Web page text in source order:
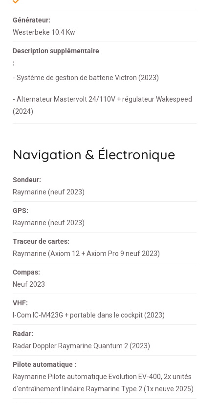
Générateur:
Westerbeke 10.4 Kw
Description supplémentaire
:
- Système de gestion de batterie Victron (2023)
- Alternateur Mastervolt 24/110V + régulateur Wakespeed
(2024)
Navigation & Électronique
Sondeur:
Raymarine (neuf 2023)
GPS:
Raymarine (neuf 2023)
Traceur de cartes:
Raymarine (Axiom 12 + Axiom Pro 9 neuf 2023)
Compas:
Neuf 2023
VHF:
I-Com IC-M423G + portable dans le cockpit (2023)
Radar:
Radar Doppler Raymarine Quantum 2 (2023)
Pilote automatique :
Raymarine Pilote automatique Evolution EV-400, 2x unités
d'entraînement linéaire Raymarine Type 2 (1x neuve 2025)